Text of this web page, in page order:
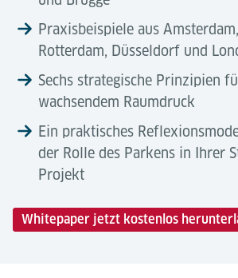
Praxisbeispiele aus
Rotterdam, Düsseldorf und
Sechs strategische Prinzipien
wachsendem Raumdruck
Ein praktisches
der Rolle des Parkens in Ihrer
Projekt
Whitepaper jetzt kostenlos